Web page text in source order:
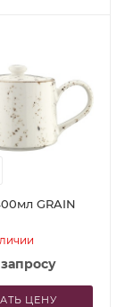
GRAIN
ЦЕНУ